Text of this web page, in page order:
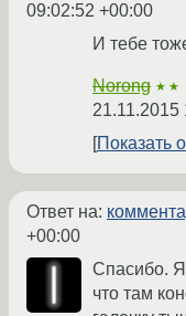
09:02:52 +00:00
И тебе
Norong ★★
21.11.2015
Показать
Ответ на:
+00:00
Спасибо. Я
что там